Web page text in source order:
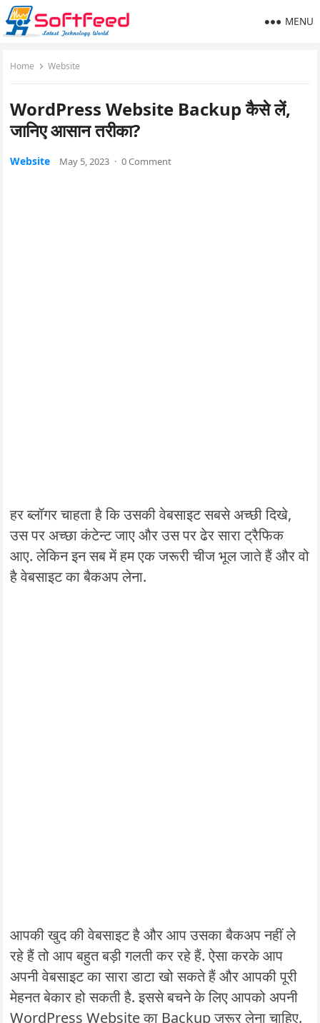
MENU
Home Website
WordPress Website Backup कैसे लें,
जानिए आसान तरीका?
Website May 5, 2023 · 0 Comment
हर ब्लॉगर चाहता है कि उसकी वेबसाइट सबसे अच्छी दिखे,
उस पर अच्छा कंटेन्ट जाए और उस पर ढेर सारा ट्रैफिक
आए. लेकिन इन सब में हम एक जरूरी चीज भूल जाते हैं और वो
है वेबसाइट का बैकअप लेना.
आपकी खुद की वेबसाइट है और आप उसका बैकअप नहीं ले
रहे हैं तो आप बहुत बड़ी गलती कर रहे हैं. ऐसा करके आप
अपनी वेबसाइट का सारा डाटा खो सकते हैं और आपकी पूरी
मेहनत बेकार हो सकती है. इससे बचने के लिए आपको अपनी
WordPress Website का Backup जरूर लेना चाहिए.